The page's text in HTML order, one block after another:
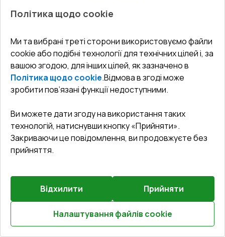
Розрахуй онлайн
Попереднє
замовлення
Залиште відгук
Вхідні двері 1370x2180 мм REHAU Euro-Design 60
Білий (RAL 9016) з двох сторін
Профільна система: 3камерна
Глибина профілю:
Ущільнення: 2 Рівні
Склопакет
$960.52
$575.58
Детальніше / Змінити
Політика щодо cookie
Ми та вибрані треті сторони використовуємо файли
cookie або подібні технології для технічних цілей і, за
вашою згодою, для інших цілей, як зазначено в
Політика щодо cookie.Відмова в згоді може
зробити пов’язані функції недоступними.
Ви можете дати згоду на використання таких
технологій, натиснувши кнопку «Прийняти».
Закриваючи це повідомлення, ви продовжуєте без
прийняття.
Відхилити Прийняти
Налаштування файлів cookie